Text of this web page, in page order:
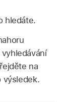
hledáte.
na
výsledek.